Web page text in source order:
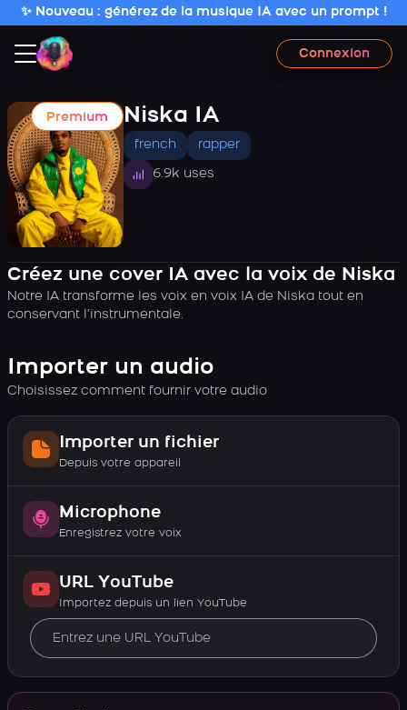
✨ Nouveau : générez de la musique IA avec un prompt !
Connexion
Premium Niska IA
french rapper
6.9k uses
Créez une cover IA avec la voix de Niska
Notre IA transforme les voix en voix IA de Niska tout en
conservant l’instrumentale.
Importer un audio
Choisissez comment fournir votre audio
Importer un fichier
Depuis votre appareil
Microphone
Enregistrez votre voix
URL YouTube
Importez depuis un lien YouTube